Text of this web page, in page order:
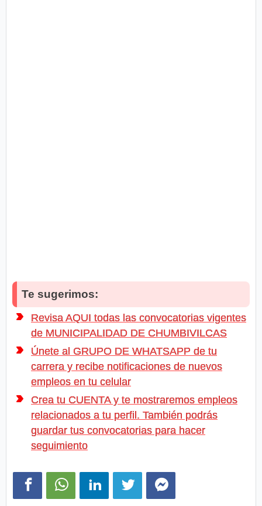
Te sugerimos:
Revisa AQUI todas las convocatorias vigentes
de MUNICIPALIDAD DE CHUMBIVILCAS
Únete al GRUPO DE WHATSAPP de tu
carrera y recibe notificaciones de nuevos
empleos en tu celular
Crea tu CUENTA y te mostraremos empleos
relacionados a tu perfil. También podrás
guardar tus convocatorias para hacer
seguimiento